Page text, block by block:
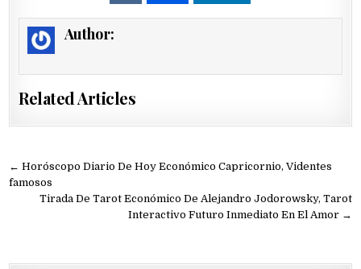
Author:
Related Articles
Navegación
de
← Horóscopo Diario De Hoy Económico Capricornio, Videntes
famosos
Tirada De Tarot Económico De Alejandro Jodorowsky, Tarot
Interactivo Futuro Inmediato En El Amor →